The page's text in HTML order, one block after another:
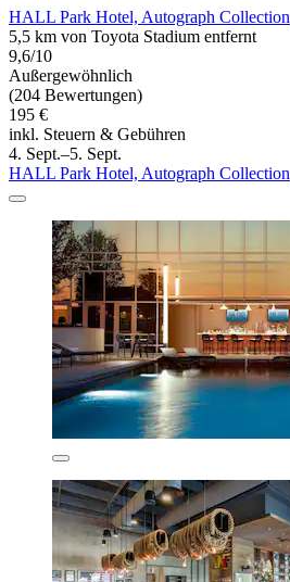
HALL Park Hotel, Autograph Collection
5,5 km von Toyota Stadium entfernt
9,6/10
Außergewöhnlich
(204 Bewertungen)
195 €
inkl. Steuern & Gebühren
4. Sept.–5. Sept.
HALL Park Hotel, Autograph Collection